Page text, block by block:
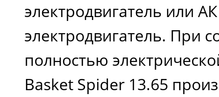
электродвигатель или
электродвигатель. При
полностью
Basket Spider 13.65